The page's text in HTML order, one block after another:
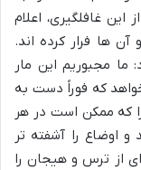
غافلگیری، اعلام
ها فرار کرده اند.
مجبوریم این مار
خواهد که فوراً دست به
که ممکن است در هر
اوضاع را آشفته تر
از ترس و هیجان را